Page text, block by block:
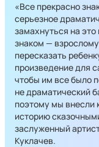
«Все прекрасно
серьезное
замахнуться на
знаком —
пересказать
произведение для
чтобы им все было
не драматический
поэтому мы внесли
историю
заслуженный
Куклачев.